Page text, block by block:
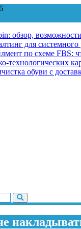
обзор,
для системного
по схеме FBS:
технологических
обуви с